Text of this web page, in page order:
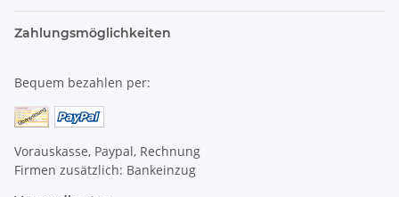
Zahlungsmöglichkeiten
Bequem bezahlen per:
Vorauskasse, Paypal, Rechnung
Firmen zusätzlich: Bankeinzug